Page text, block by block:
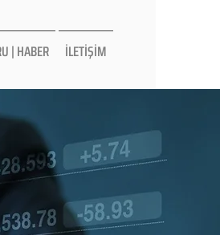
| HABER İLETİŞİM